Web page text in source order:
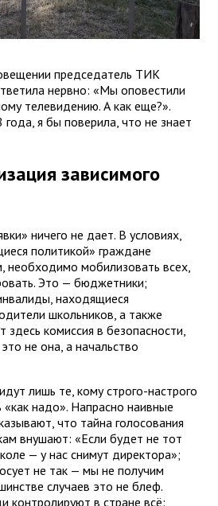
председатель ТИК
нервно: «Мы оповестили
телевидению. А как еще?».
я бы поверила, что не знает
зависимого
ничего не дает. В условиях,
политикой» граждане
необходимо мобилизовать всех,
Это — бюджетники;
находящиеся
школьников, а также
здесь комиссия в безопасности,
не она, а начальство
лишь те, кому строго-настрого
«как надо». Напрасно наивные
что тайна голосования
внушают: «Если будет не тот
— у нас снимут директора»;
не так — мы не получим
случаев это не блеф.
контролируют в стране всё: